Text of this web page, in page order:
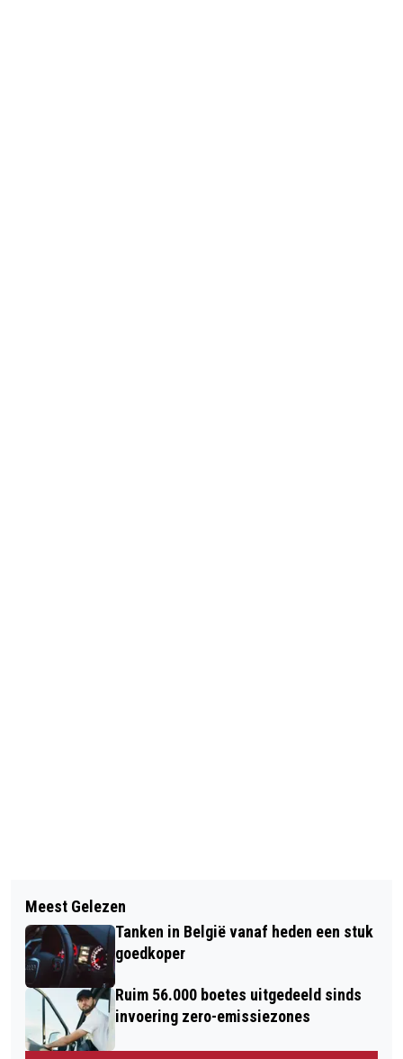
VIER DE KINDERBOEKENWEEK BIJ DE
BIEB!
SCHILDJE DE SCHILDPAD: HET
EERSTE PRENTENBOEKJE DAT
ONVEILIGE THUISSITUATIES BIJ
JONGE KINDEREN BESPREEKBAAR
MAAKT
Meest Gelezen
Tanken in België vanaf heden een stuk
goedkoper
Ruim 56.000 boetes uitgedeeld sinds
invoering zero-emissiezones